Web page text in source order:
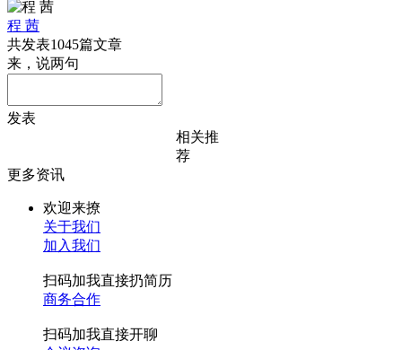
程 茜
共发表1045篇文章
来，说两句
发表
相关推
荐
更多资讯
欢迎来撩
关于我们
加入我们
扫码加我直接扔简历
商务合作
扫码加我直接开聊